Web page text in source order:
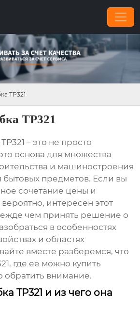
TP321
TP321
– это не просто
основа для множества
и машиностроения
бытовых предметов. Если вы
сочетание цены и
вероятно, интересен этот
чем принять решение о
в особенностях
и областях
вместе разберемся, что
, где ее можно купить
обратить внимание.
TP321 и из чего она